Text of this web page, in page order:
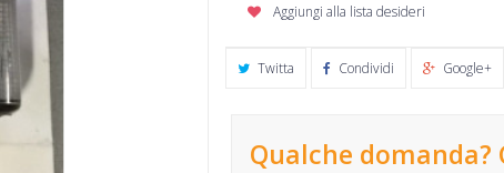
Aggiungi alla lista desideri
Twitta Condividi Google+
Qualche